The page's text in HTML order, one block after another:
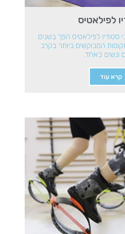
לפילאטיס
סטודיו לפילאטיס הפך בשנים
המבוקשים ביותר בקרב
ונשים כאחד.
קרא עוד